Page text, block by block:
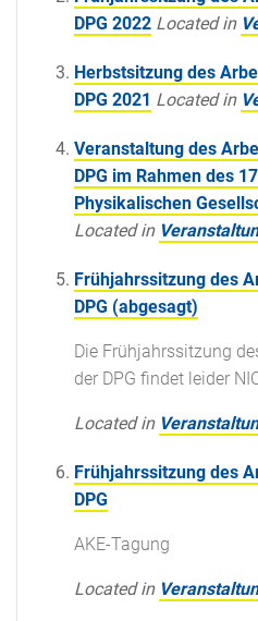
DPG 2022 Located in
Herbstsitzung des
DPG 2021 Located in
Veranstaltung des
DPG im Rahmen des
Physikalischen
Located in
Frühjahrssitzung des
DPG (abgesagt)
Die Frühjahrssitzung
der DPG findet leider
Located in
Frühjahrssitzung des
DPG
AKE-Tagung
Located in